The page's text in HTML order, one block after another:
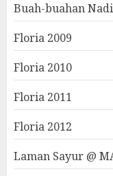
Buah-buahan
Floria 2009
Floria 2010
Floria 2011
Floria 2012
Laman Sayur @